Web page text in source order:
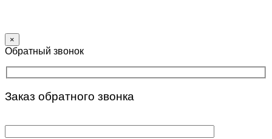
×
Обратный звонок
Заказ обратного звонка